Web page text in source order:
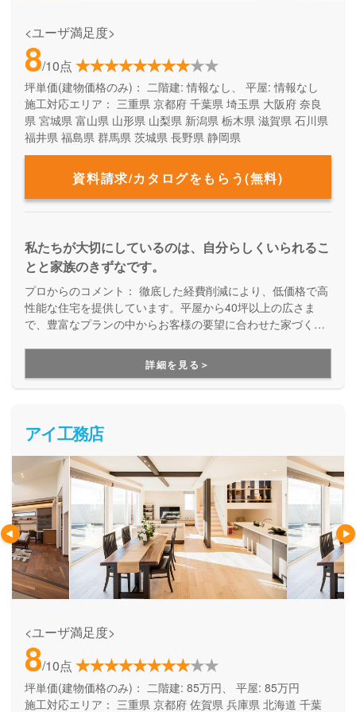
<ユーザ満足度>
8/10点
坪単価(建物価格のみ)： 二階建: 情報なし、 平屋: 情報なし
施工対応エリア： 三重県 京都府 千葉県 埼玉県 大阪府 奈良
県 宮城県 富山県 山形県 山梨県 新潟県 栃木県 滋賀県 石川県
福井県 福島県 群馬県 茨城県 長野県 静岡県
資料請求/カタログをもらう(無料)
私たちが大切にしているのは、自分らしくいられるこ
とと家族のきずなです。
プロからのコメント： 徹底した経費削減により、低価格で高
性能な住宅を提供しています。平屋から40坪以上の広さま
で、豊富なプランの中からお客様の要望に合わせた家づくり
ず、予算内で快適な住まいを建てたい方にオススメです。
詳細を見る＞
アイ工務店
<ユーザ満足度>
8/10点
坪単価(建物価格のみ)： 二階建: 85万円、 平屋: 85万円
施工対応エリア： 三重県 京都府 佐賀県 兵庫県 北海道 千葉